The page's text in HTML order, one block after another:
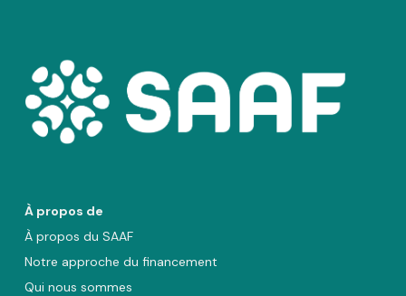
À propos de
À propos du SAAF
Notre approche du financement
Qui nous sommes